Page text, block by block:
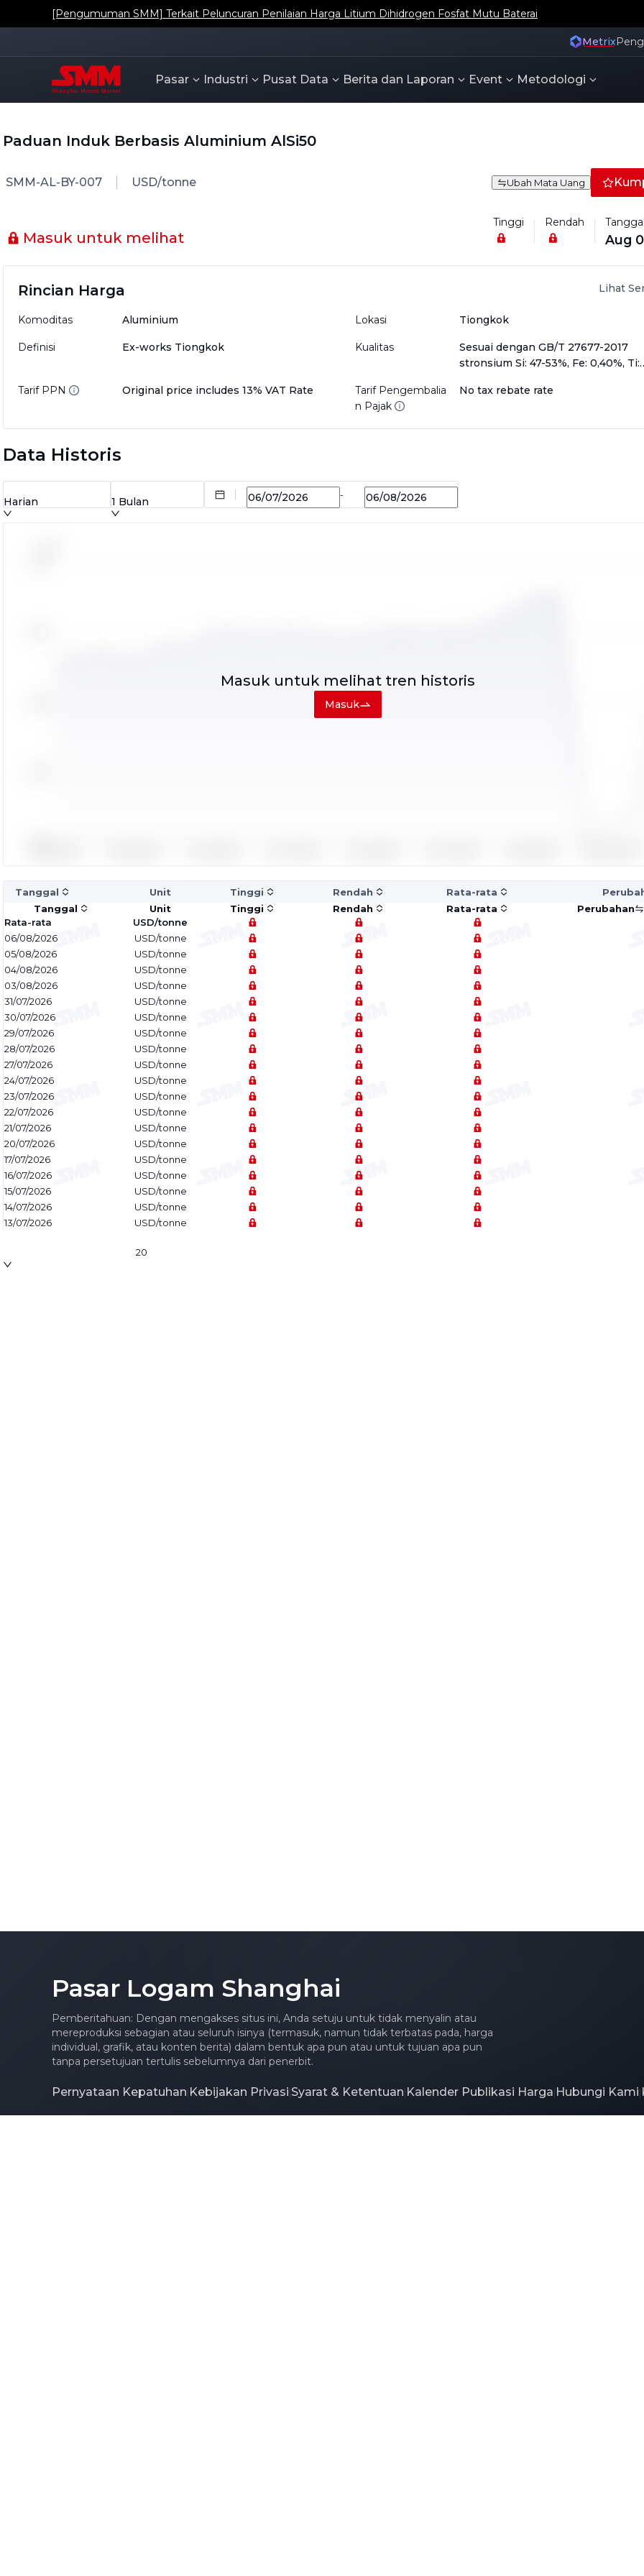
Pengumuman: Penyesuaian Nama dan Definisi Titik Harga NPI di Situs Web Bahasa Inggris SMM
Metrix
Pasar Industri Pusat Data Berita dan Laporan Event Metodologi
Paduan Induk Berbasis Aluminium AlSi50
SMM-AL-BY-007 USD/tonne Ubah Mata Uang
Masuk untuk melihat
Tinggi Rendah
Aug
Rincian Harga Lihat
Komoditas Aluminium Lokasi Tiongkok
Definisi Ex-works Tiongkok Kualitas
Sesuai dengan GB/T 27677-2017
stronsium Si: 47-53%, Fe: 0,40%, Ti:
tercantum atau ditentukan: 0,15%,
Tarif PPN Original price includes 13% VAT Rate
Tarif Pengembalia
n Pajak
No tax rebate rate
Data Historis
Harian 1 Bulan
-
Masuk untuk melihat tren historis
Masuk
Tanggal Unit Tinggi Rendah Rata-rata
Tanggal
Unit Tinggi Rendah Rata-rata
Perubahan
Rata-rata
USD/tonne
06/08/2026
USD/tonne
05/08/2026
USD/tonne
04/08/2026
USD/tonne
03/08/2026
USD/tonne
31/07/2026
USD/tonne
30/07/2026
USD/tonne
29/07/2026
USD/tonne
28/07/2026
USD/tonne
27/07/2026
USD/tonne
24/07/2026
USD/tonne
23/07/2026
USD/tonne
22/07/2026
USD/tonne
21/07/2026
USD/tonne
20/07/2026
USD/tonne
17/07/2026
USD/tonne
16/07/2026
USD/tonne
15/07/2026
USD/tonne
14/07/2026
USD/tonne
13/07/2026
USD/tonne
20
Pasar Logam Shanghai
Pemberitahuan: Dengan mengakses situs ini, Anda setuju untuk tidak menyalin atau
mereproduksi sebagian atau seluruh isinya (termasuk, namun tidak terbatas pada, harga
individual, grafik, atau konten berita) dalam bentuk apa pun atau untuk tujuan apa pun
tanpa persetujuan tertulis sebelumnya dari penerbit.
Pernyataan Kepatuhan| Kebijakan Privasi|Syarat & Ketentuan| Kalender Publikasi Harga| Hubungi Kami|